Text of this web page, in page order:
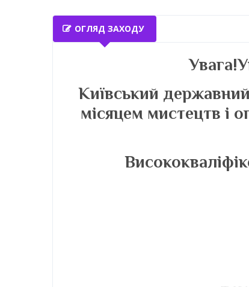
ОГЛЯД ЗАХОДУ
Київський
місяцем мистецтв і